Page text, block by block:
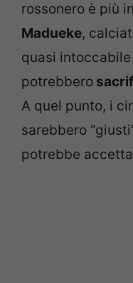
rossonero è più
Madueke,
quasi
potrebbero
A quel punto, i
sarebbero
potrebbe